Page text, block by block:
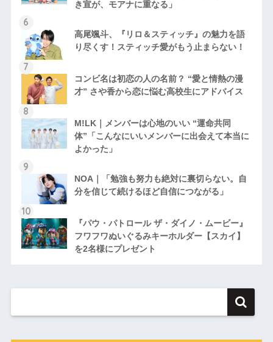
き宣が、モアナに重なる」
高尾颯斗、『リロ＆スティッチ』の魅力を語
り尽くす！スティッチ愛がもう止まらない！
コンビ名は初恋の人の名前？ “愛と情熱の漫
才” さや香から恋に悩む高校生にアドバイス
M!LK｜メンバーは心地のいい “運命共同
体”「こんなにいいメンバーに出会えて本当に
よかった」
NOA｜「勉強も努力も絶対に裏切らない。自
分を信じて続けるほど自信につながる」
『パウ・パトロール ザ・ダイノ・ムービー』
フワフワぬいぐるみキーホルダー【スカイ】
を2名様にプレゼント